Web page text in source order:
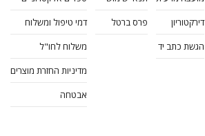
דירקטוריון
הגשת כתב יד
פרס ברטל
דמי טיפול ומשלוח
משלוח לחו"ל
מדיניות החזרת מוצרים
אבטחה